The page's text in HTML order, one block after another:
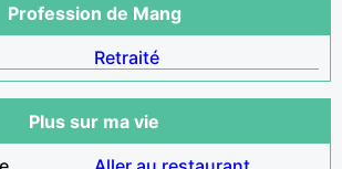
Profession de Mang
Retraité
Plus sur ma vie